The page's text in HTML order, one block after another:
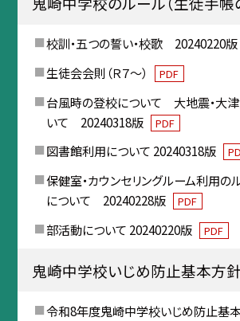
校訓・五つの誓い・校歌 20240220版
生徒会会則（Ｒ７～） PDF
台風時の登校について 大地震・大
いて 20240318版
PDF
図書館利用について 20240318版
保健室・カウンセリングルーム利用の
について 20240228版
PDF
部活動について 20240220版 PDF
鬼崎中学校いじめ防止基本方
令和8年度鬼崎中学校いじめ防止基